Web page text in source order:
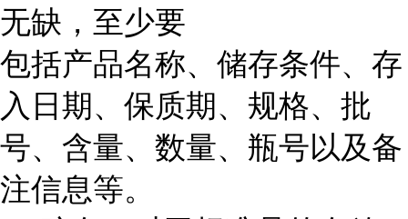
无缺，至少要
包括产品名称、储存条件、存
入日期、保质期、规格、批
号、含量、数量、瓶号以及备
注信息等。